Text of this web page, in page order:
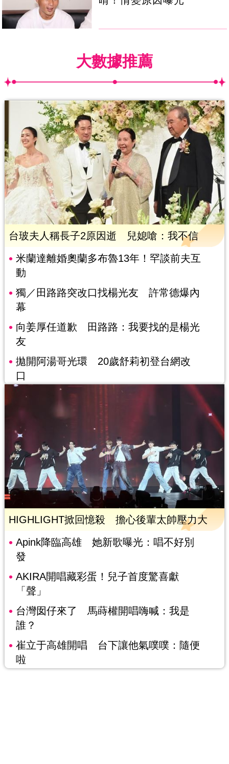
大數據推薦
台玻夫人稱長子2原因逝 兒媳嗆：我不信
米蘭達離婚奧蘭多布魯13年！罕談前夫互
動
獨／田路路突改口找楊光友 許常德爆內
幕
向姜厚任道歉 田路路：我要找的是楊光
友
拋開阿湯哥光環 20歲舒莉初登台網改
口
HIGHLIGHT掀回憶殺 擔心後輩太帥壓力大
Apink降臨高雄 她新歌曝光：唱不好別
發
AKIRA開唱藏彩蛋！兒子首度驚喜獻
「聲」
台灣囡仔來了 馬蒔權開唱嗨喊：我是
誰？
崔立于高雄開唱 台下讓他氣噗噗：隨便
啦